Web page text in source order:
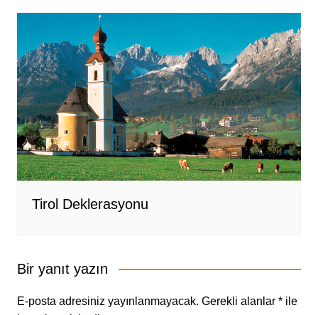
Tirol Deklerasyonu
Bir yanıt yazın
E-posta adresiniz yayınlanmayacak. Gerekli alanlar *ile